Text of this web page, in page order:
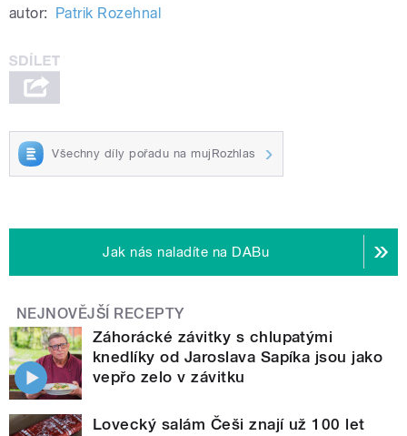
autor: Patrik Rozehnal
Všechny díly pořadu na mujRozhlas
Jak nás naladíte na DABu
NEJNOVĚJŠÍ RECEPTY
Záhorácké závitky s chlupatými
knedlíky od Jaroslava Sapíka jsou jako
vepřo zelo v závitku
Lovecký salám Češi znají už 100 let